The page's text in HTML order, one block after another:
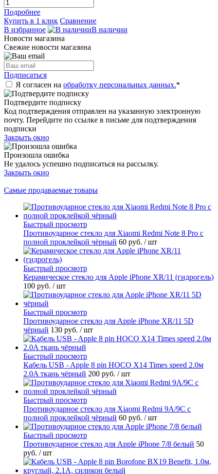
Подробнее
Купить в 1 клик Сравнение
В избранное
В наличии
Новости магазина
Свежие новости магазина
Подписаться
Я согласен на обработку персональных данных.*
Подтвердите подписку
Код подтверждения отправлен на указанную электронную
почту. Перейдите по ссылке в письме для подтверждения
подписки
Закрыть окно
Произошла ошибка
Не удалось успешно подписаться на рассылку.
Закрыть окно
Самые продаваемые товары
Быстрый просмотр
Противоударное стекло для Xiaomi Redmi Note 8 Pro с
полной проклейкой чёрный 60 руб. / шт
Быстрый просмотр
Керамическое стекло для Apple iPhone XR/11 (гидрогель)
100 руб. / шт
Быстрый просмотр
Противоударное стекло для Apple iPhone XR/11 5D
чёрный 130 руб. / шт
Быстрый просмотр
Кабель USB - Apple 8 pin HOCO X14 Times speed 2.0м
2.0A ткань чёрный 200 руб. / шт
Быстрый просмотр
Противоударное стекло для Xiaomi Redmi 9A/9C с
полной проклейкой чёрный 60 руб. / шт
Быстрый просмотр
Противоударное стекло для Apple iPhone 7/8 белый 50
руб. / шт